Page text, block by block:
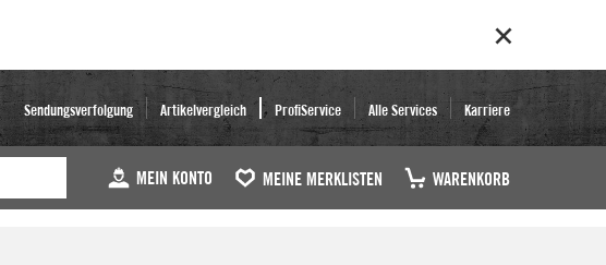
Sendungsverfolgung Artikelvergleich ProfiService Alle Services Karriere
MEIN KONTO MEINE MERKLISTEN WARENKORB